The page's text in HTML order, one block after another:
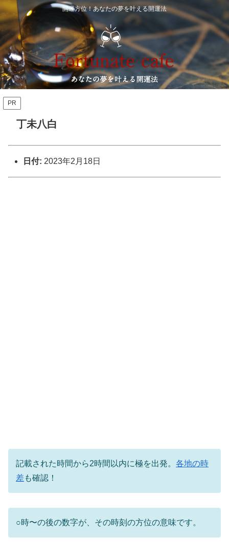
開運方位！あなたの夢を叶える開運法
PR
丁未八白
日付: 2023年2月18日
記載された時間から2時間以内に極を出発。 各地の時
差も確認！
○時〜の後の数字が、その時刻の方位の意味です。